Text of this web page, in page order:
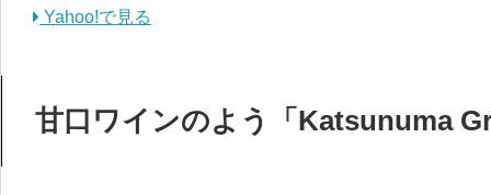
Yahoo!で見る
甘口ワインのよう「Katsunuma